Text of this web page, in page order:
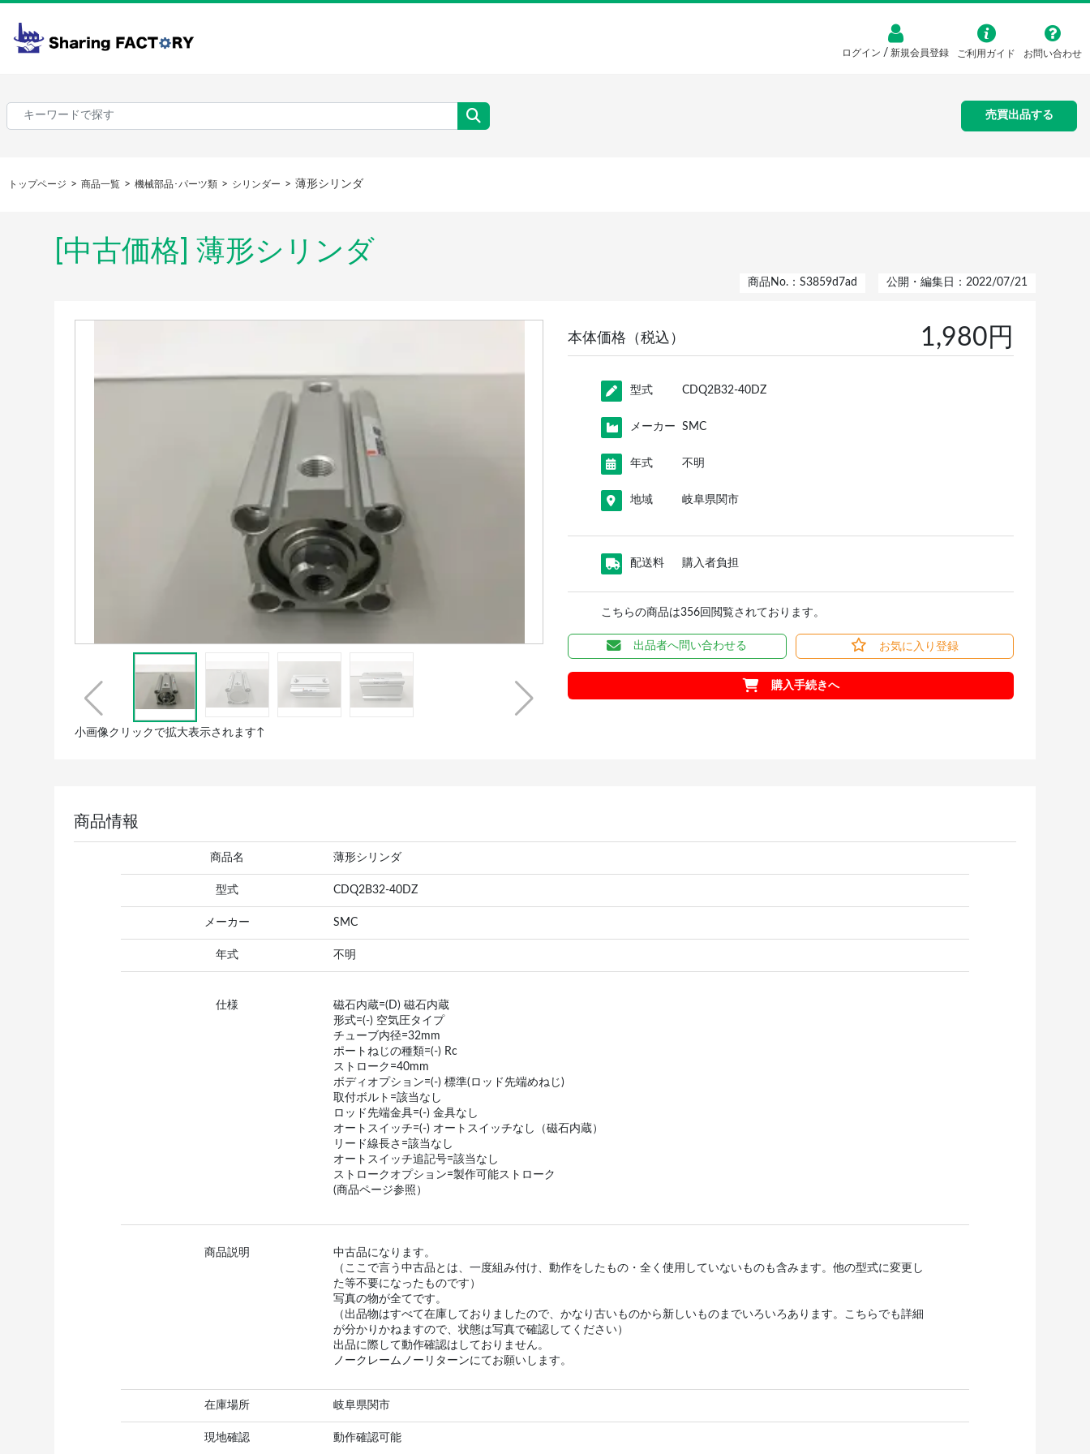
ログイン / 新規会員登録 ご利用ガイド お問い合わせ
売買出品する
トップページ 商品一覧 機械部品･パーツ類 シリンダー 薄形シリンダ
[中古価格] 薄形シリンダ
商品No.：S3859d7ad 公開・編集日：2022/07/21
小画像クリックで拡大表示されます↑
本体価格（税込） 1,980円
型式 CDQ2B32-40DZ
メーカー SMC
年式 不明
地域 岐阜県関市
配送料 購入者負担
こちらの商品は356回閲覧されております。
出品者へ問い合わせる お気に入り登録
購入手続きへ
商品情報
商品名 薄形シリンダ
型式 CDQ2B32-40DZ
メーカー SMC
年式 不明
仕様
磁石内蔵=(D) 磁石内蔵
形式=(-) 空気圧タイプ
チューブ内径=32mm
ポートねじの種類=(-) Rc
ストローク=40mm
ボディオプション=(-) 標準(ロッド先端めねじ)
取付ボルト=該当なし
ロッド先端金具=(-) 金具なし
オートスイッチ=(-) オートスイッチなし（磁石内蔵）
リード線長さ=該当なし
オートスイッチ追記号=該当なし
ストロークオプション=製作可能ストローク
(商品ページ参照）
商品説明
中古品になります。
（ここで言う中古品とは、一度組み付け、動作をしたもの・全く使用していないものも含みます。他の型式に変更し
た等不要になったものです）
写真の物が全てです。
（出品物はすべて在庫しておりましたので、かなり古いものから新しいものまでいろいろあります。こちらでも詳細
が分かりかねますので、状態は写真で確認してください）
出品に際して動作確認はしておりません。
ノークレームノーリターンにてお願いします。
在庫場所 岐阜県関市
現地確認 動作確認可能